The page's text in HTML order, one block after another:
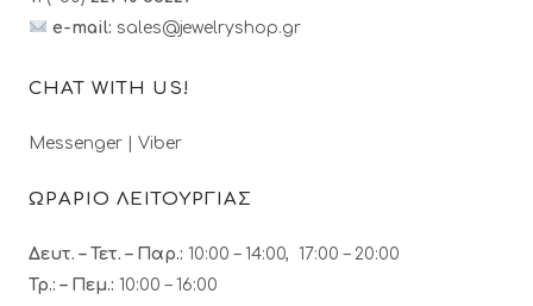
e-mail: sales@jewelryshop.gr
CHAT WITH US!
Messenger Viber
ΩΡΑΡΙΟ ΛΕΙΤΟΥΡΓΙΑΣ
Δευτ. – Τετ. – Παρ.: 10:00 – 14:00, 17:00 – 20:00
Τρ.: – Πεμ.: 10:00 – 16:00